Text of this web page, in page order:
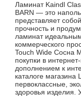
Ламинат Kaindl
BARN — это
представляет
прочность и
ламинат
коммерческого
Touch Wide Сосна
покупки в
дополнением к
каталоге магазина
первоклассные,
здоровья изделия.